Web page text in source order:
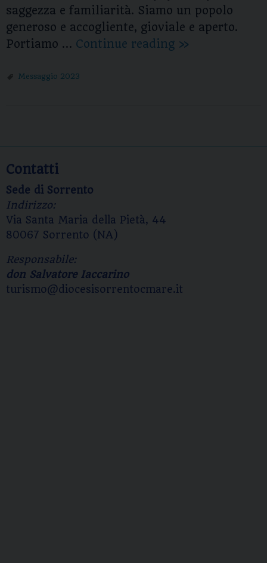
saggezza e familiarità. Siamo un popolo
generoso e accogliente, gioviale e aperto.
Portiamo … Continue reading Messaggio
»
Messaggio 2023
o
s
N
a
v
i
g
a
t
Contatti
Sede di Sorrento
Indirizzo:
Via Santa Maria della Pietà, 44
80067 Sorrento (NA)
Responsabile:
don Salvatore Iaccarino
turismo@diocesisorrentocmare.it